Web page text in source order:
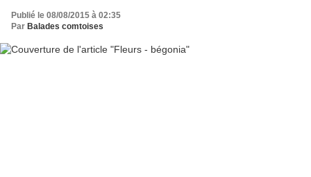
Publié le 08/08/2015 à 02:35
Par Balades comtoises